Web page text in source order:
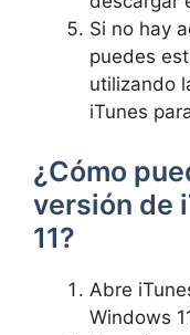
Si no hay
puedes
utilizando
iTunes
¿Cómo
versión de
11?
Abre
Windows